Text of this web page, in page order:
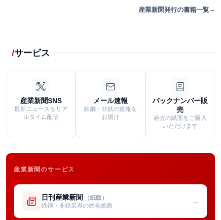
産業新聞発行の書籍一覧
サービス
産業新聞SNS
最新ニュースをリア
ルタイム配信
メール速報
鉄鋼・非鉄の速報を
お届け
バックナンバー販
売
過去の紙面をご購入
いただけます
産業新聞のサービス
日刊産業新聞 （紙版）
鉄鋼・非鉄業界の総合紙面
→